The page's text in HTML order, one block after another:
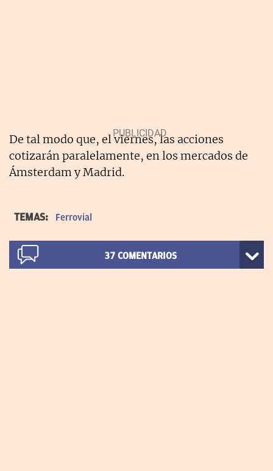
De tal modo que, el viernes, las acciones
cotizarán paralelamente, en los mercados de
Ámsterdam y Madrid.
TEMAS: Ferrovial
37 COMENTARIOS